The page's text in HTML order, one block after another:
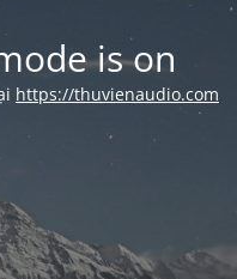
is on
https://thuvienaudio.com